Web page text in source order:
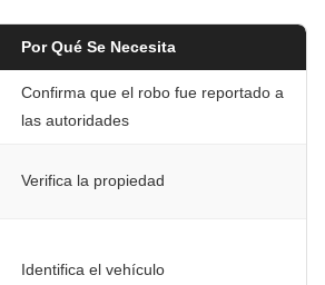
Por Qué Se Necesita
Confirma que el robo fue reportado a
las autoridades
Verifica la propiedad
Identifica el vehículo